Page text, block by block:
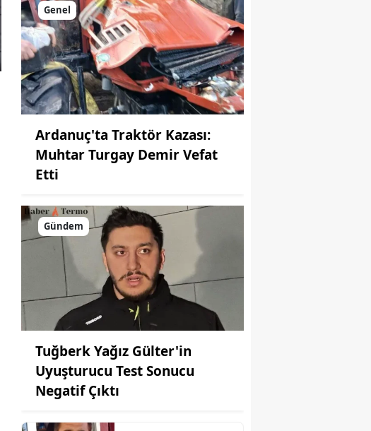
Genel
Ardanuç'ta Traktör Kazası:
Muhtar Turgay Demir Vefat
Etti
Gündem
Tuğberk Yağız Gülter'in
Uyuşturucu Test Sonucu
Negatif Çıktı